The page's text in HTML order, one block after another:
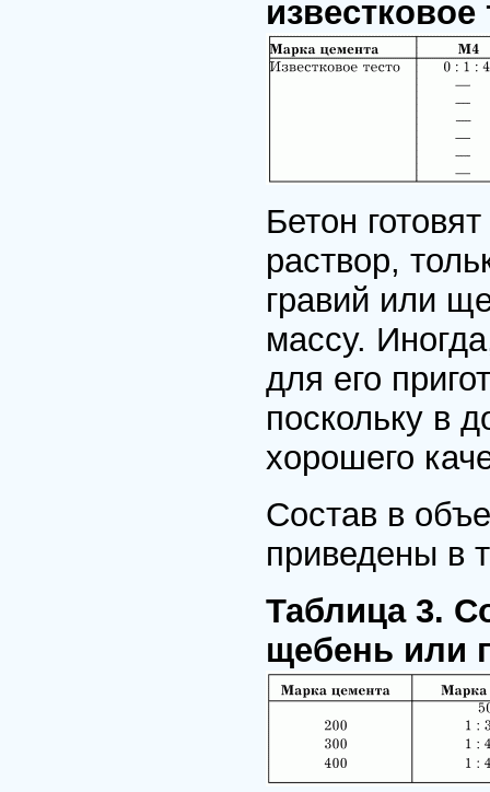
известковое
Бетон
раствор,
гравий или
массу.
для его
поскольку в
хорошего
Состав в
приведены в
Таблица 3.
щебень или